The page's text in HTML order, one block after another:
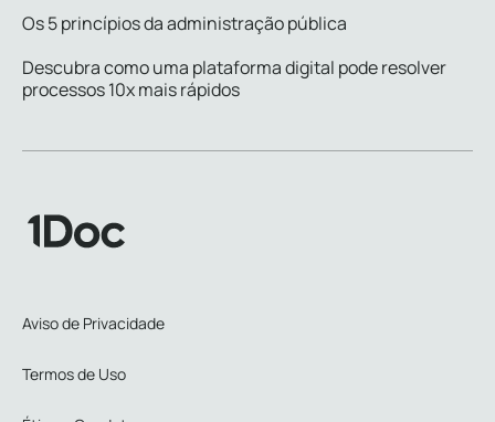
Os 5 princípios da administração pública
Descubra como uma plataforma digital pode resolver
processos 10x mais rápidos
Aviso de Privacidade
Termos de Uso